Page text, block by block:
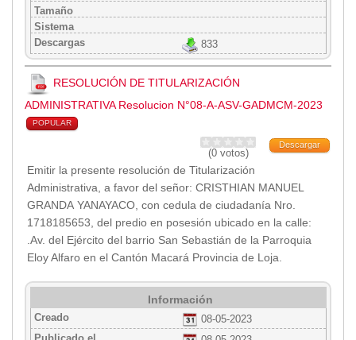
Tamaño
Sistema
Descargas
833
RESOLUCIÓN DE TITULARIZACIÓN
ADMINISTRATIVA Resolucion N°08-A-ASV-GADMCM-2023
POPULAR
Descargar
(0 votos)
Emitir la presente resolución de Titularización
Administrativa, a favor del señor: CRISTHIAN MANUEL
GRANDA YANAYACO, con cedula de ciudadanía Nro.
1718185653, del predio en posesión ubicado en la calle:
.Av. del Ejército del barrio San Sebastián de la Parroquia
Eloy Alfaro en el Cantón Macará Provincia de Loja.
Información
Creado
08-05-2023